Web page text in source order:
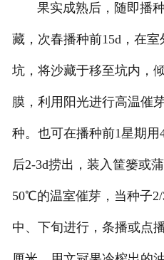
果实成熟后，随即播种
藏，次春播种前15d，在
坑，将沙藏于移至坑内，
膜，利用阳光进行高温催
种。也可在播种前1星期
后2-3d捞出，装入筐篓或
50℃的温室催芽，当种子
中、下旬进行，条播或点